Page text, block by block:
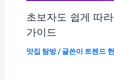
초보자도 쉽게 따
가이드
맛집 탐방/ 글쓴이 트렌드